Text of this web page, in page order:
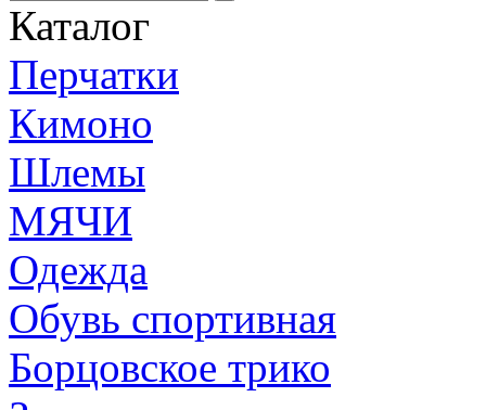
Каталог
Перчатки
Кимоно
Шлемы
МЯЧИ
Одежда
Обувь спортивная
Борцовское трико